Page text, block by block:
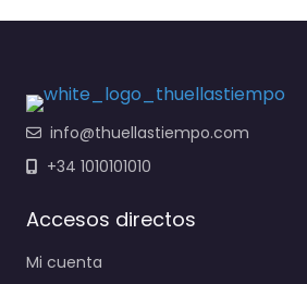
info@thuellastiempo.com
+34 1010101010
Accesos directos
Mi cuenta